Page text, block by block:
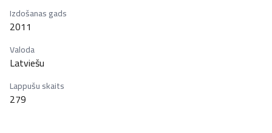
Izdošanas gads
2011
Valoda
Latviešu
Lappušu skaits
279